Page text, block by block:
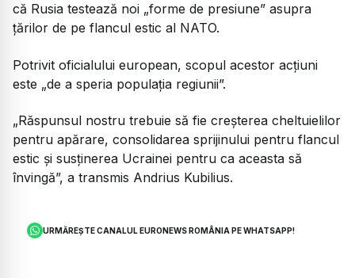
că Rusia testează noi „forme de presiune” asupra
țărilor de pe flancul estic al NATO.
Potrivit oficialului european, scopul acestor acțiuni
este „de a speria populația regiunii”.
„Răspunsul nostru trebuie să fie creșterea cheltuielilor
pentru apărare, consolidarea sprijinului pentru flancul
estic și susținerea Ucrainei pentru ca aceasta să
învingă”, a transmis Andrius Kubilius.
URMĂREȘTE CANALUL EURONEWS ROMÂNIA PE WHATSAPP!